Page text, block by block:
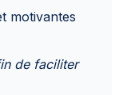
motivantes
de faciliter